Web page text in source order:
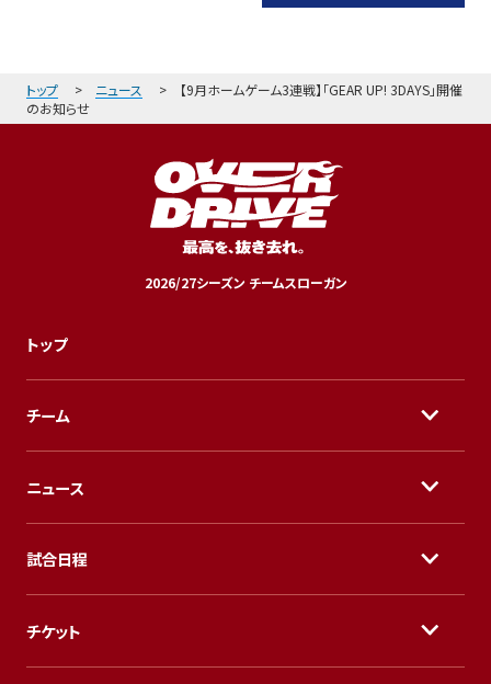
トップ ニュース
【9月ホームゲーム3連戦】「GEAR UP! 3DAYS」開催
のお知らせ
2026/27シーズン チームスローガン
トップ
チーム
ニュース
試合日程
チケット